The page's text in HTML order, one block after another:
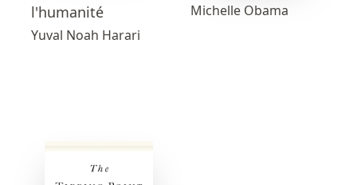
l'humanité
Yuval Noah Harari
Michelle Obama